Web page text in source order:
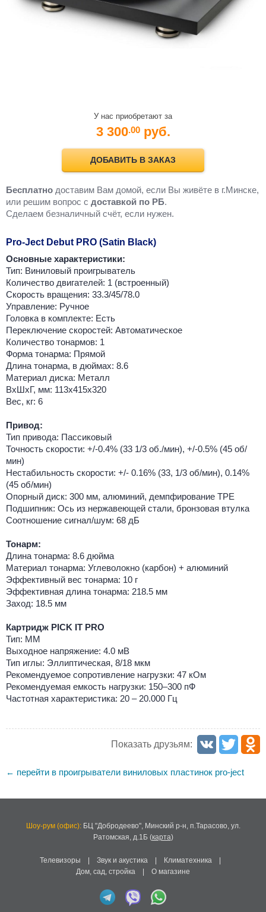
У нас приобретают за
3 300.00 руб.
ДОБАВИТЬ В ЗАКАЗ
Бесплатно доставим Вам домой, если Вы живёте в г.Минске,
или решим вопрос с доставкой по РБ.
Cделаем безналичный счёт, если нужен.
Pro-Ject Debut PRO (Satin Black)
Основные характеристики:
Тип: Виниловый проигрыватель
Количество двигателей: 1 (встроенный)
Скорость вращения: 33.3/45/78.0
Управление: Ручное
Головка в комплекте: Есть
Переключение скоростей: Автоматическое
Количество тонармов: 1
Форма тонарма: Прямой
Длина тонарма, в дюймах: 8.6
Материал диска: Металл
ВхШхГ, мм: 113х415х320
Вес, кг: 6
Привод:
Тип привода: Пассиковый
Точность скорости: +/-0.4% (33 1/3 об./мин), +/-0.5% (45 об/
мин)
Нестабильность скорости: +/- 0.16% (33, 1/3 об/мин), 0.14%
(45 об/мин)
Опорный диск: 300 мм, алюминий, демпфирование TPE
Подшипник: Ось из нержавеющей стали, бронзовая втулка
Соотношение сигнал/шум: 68 дБ
Тонарм:
Длина тонарма: 8.6 дюйма
Материал тонарма: Углеволокно (карбон) + алюминий
Эффективный вес тонарма: 10 г
Эффективная длина тонарма: 218.5 мм
Заход: 18.5 мм
Картридж PICK IT PRO
Тип: ММ
Выходное напряжение: 4.0 мВ
Тип иглы: Эллиптическая, 8/18 мкм
Рекомендуемое сопротивление нагрузки: 47 кОм
Рекомендуемая емкость нагрузки: 150–300 пФ
Частотная характеристика: 20 – 20.000 Гц
Показать друзьям:
← перейти в проигрыватели виниловых пластинок pro-ject
Шоу-рум (офис):БЦ "Добродеево", Минский р-н, п.Тарасово, ул.
Ратомская, д.1Б(карта)
Телевизоры Звук и акустика Климатехника
Дом, сад, стройка
О магазине